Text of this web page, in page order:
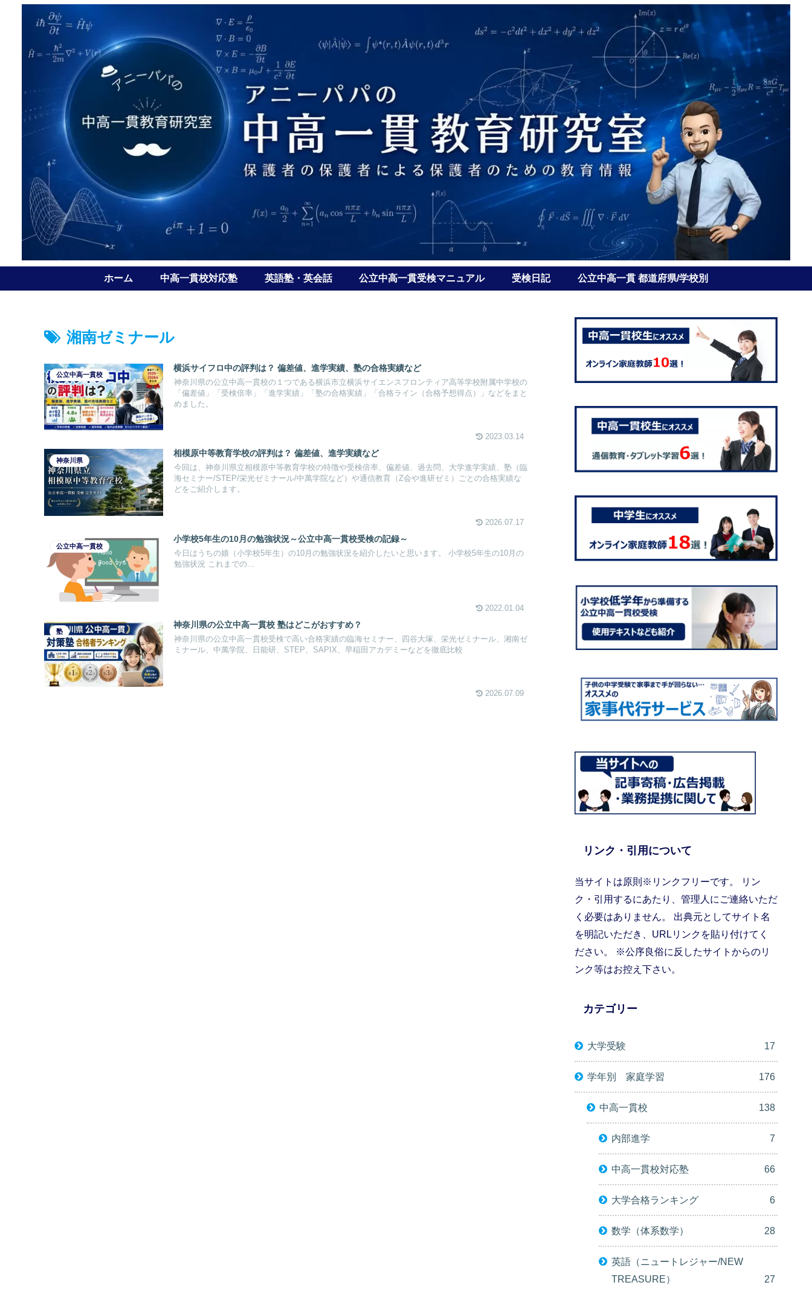
ホーム 中高一貫校対応塾 英語塾・英会話 公立中高一貫受検マニュアル 受検日記 公立中高一貫 都道府県/学校別
湘南ゼミナール
公立中高一貫校
横浜サイフロ中の評判は？ 偏差値、進学実績、塾の合格実績など
神奈川県の公立中高一貫校の１つである横浜市立横浜サイエンスフロンティア高等学校附属中学校の
「偏差値」「受検倍率」「進学実績」「塾の合格実績」「合格ライン（合格予想得点）」などをまと
めました。
2023.03.14
神奈川県
相模原中等教育学校の評判は？ 偏差値、進学実績など
今回は、神奈川県立相模原中等教育学校の特徴や受検倍率、偏差値、過去問、大学進学実績、塾（臨
海セミナー/STEP/栄光ゼミナール/中萬学院など）や通信教育（Z会や進研ゼミ）ごとの合格実績な
どをご紹介します。
2026.07.17
公立中高一貫校
小学校5年生の10月の勉強状況～公立中高一貫校受検の記録～
今日はうちの娘（小学校5年生）の10月の勉強状況を紹介したいと思います。 小学校5年生の10月の
勉強状況 これまでの...
2022.01.04
塾
神奈川県の公立中高一貫校 塾はどこがおすすめ？
神奈川県の公立中高一貫校受検で高い合格実績の臨海セミナー、四谷大塚、栄光ゼミナール、湘南ゼ
ミナール、中萬学院、日能研、STEP、SAPIX、早稲田アカデミーなどを徹底比較
2026.07.09
リンク・引用について
当サイトは原則※リンクフリーです。 リン
ク・引用するにあたり、管理人にご連絡いただ
く必要はありません。 出典元としてサイト名
を明記いただき、URLリンクを貼り付けてく
ださい。 ※公序良俗に反したサイトからのリ
ンク等はお控え下さい。
カテゴリー
大学受験 17
学年別 家庭学習 176
中高一貫校 138
内部進学 7
中高一貫校対応塾 66
大学合格ランキング 6
数学（体系数学） 28
英語（ニュートレジャー/NEW
TREASURE）
27